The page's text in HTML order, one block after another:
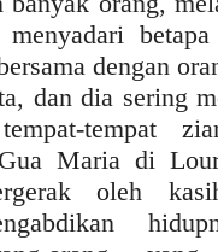
menyadari
dengan
dan dia sering
tempat
Maria di
oleh